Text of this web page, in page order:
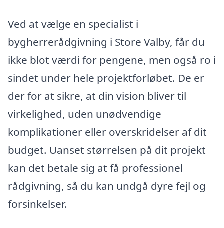
Ved at vælge en specialist i
bygherrerådgivning i Store Valby, får du
ikke blot værdi for pengene, men også ro i
sindet under hele projektforløbet. De er
der for at sikre, at din vision bliver til
virkelighed, uden unødvendige
komplikationer eller overskridelser af dit
budget. Uanset størrelsen på dit projekt
kan det betale sig at få professionel
rådgivning, så du kan undgå dyre fejl og
forsinkelser.